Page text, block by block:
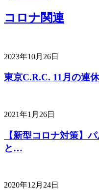
コロナ関連
2023年10月26日
東京C.R.C. 11月の連
2021年1月26日
【新型コロナ対策】
と…
2020年12月24日